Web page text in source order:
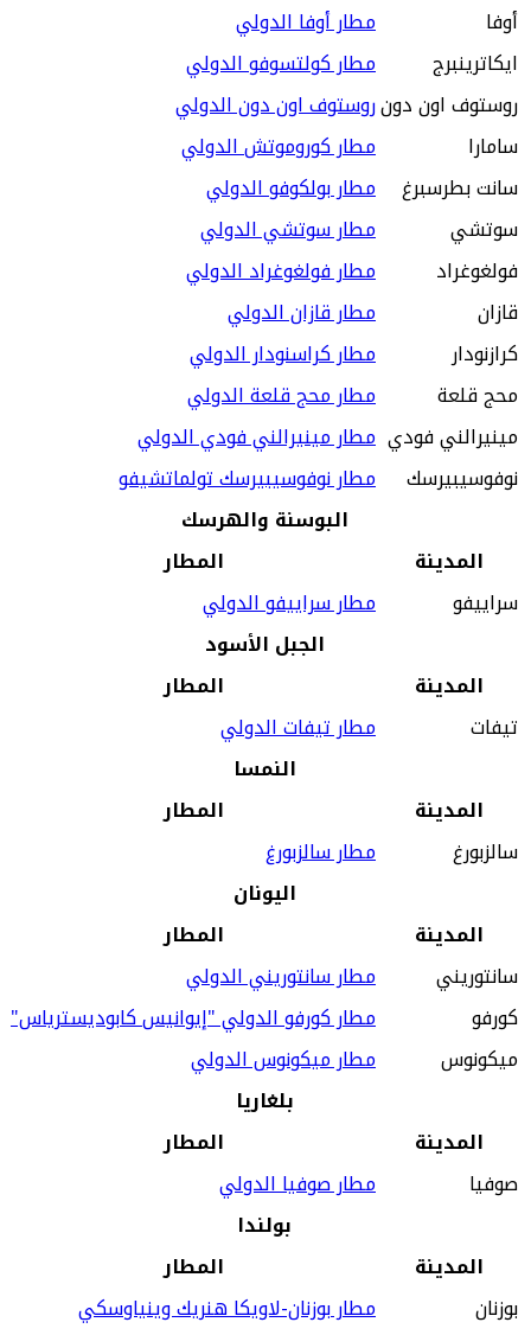
أوفا
مطار أوفا الدولي
ايكاترينبرج
مطار كولتسوفو الدولي
روستوف اون دونروستوف اون دون الدولي
سامارا
مطار كوروموتش الدولي
سانت بطرسبرغ
مطار بولكوفو الدولي
سوتشي
مطار سوتشي الدولي
فولغوغراد
مطار فولغوغراد الدولي
قازان
مطار قازان الدولي
كرازنودار
مطار كراسنودار الدولي
محج قلعة
مطار محج قلعة الدولي
مينيرالني فودي مطار مينيرالني فودي الدولي
نوفوسيبيرسك
مطار نوفوسيبيرسك تولماتشيفو
البوسنة والهرسك
المدينة
المطار
سراييفو
مطار سراييفو الدولي
الجبل الأسود
المدينة
المطار
تيفات
مطار تيفات الدولي
النمسا
المدينة
المطار
سالزبورغ
مطار سالزبورغ
اليونان
المدينة
المطار
سانتوريني
مطار سانتوريني الدولي
كورفو
مطار كورفو الدولي "إيوانيس كابوديسترياس"
ميكونوس
مطار ميكونوس الدولي
بلغاريا
المدينة
المطار
صوفيا
مطار صوفيا الدولي
بولندا
المدينة
المطار
بوزنان
مطار بوزنان-لاويكا هنريك وينياوسكي